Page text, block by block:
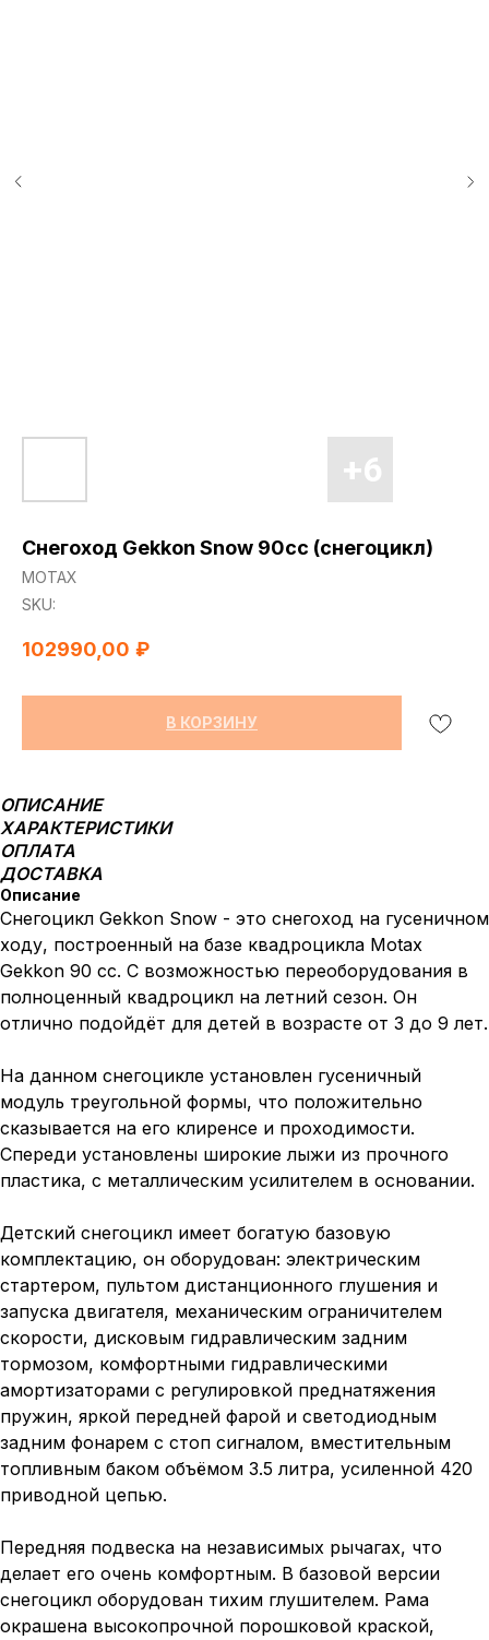
Снегоход Gekkon Snow 90cc (снегоцикл)
МОТАХ
SKU:
102990,00 ₽
В КОРЗИНУ
ОПИСАНИЕ
ХАРАКТЕРИСТИКИ
ОПЛАТА
ДОСТАВКА
Описание
Cнегоцикл Gekkon Snow - это снегоход на гусеничном
ходу, построенный на базе квадроцикла Motax
Gekkon 90 cc. С возможностью переоборудования в
полноценный квадроцикл на летний сезон. Он
отлично подойдёт для детей в возрасте от 3 до 9 лет.
На данном снегоцикле установлен гусеничный
модуль треугольной формы, что положительно
сказывается на его клиренсе и проходимости.
Спереди установлены широкие лыжи из прочного
пластика, с металлическим усилителем в основании.
Детский снегоцикл имеет богатую базовую
комплектацию, он оборудован: электрическим
стартером, пультом дистанционного глушения и
запуска двигателя, механическим ограничителем
скорости, дисковым гидравлическим задним
тормозом, комфортными гидравлическими
амортизаторами с регулировкой преднатяжения
пружин, яркой передней фарой и светодиодным
задним фонарем с стоп сигналом, вместительным
топливным баком объёмом 3.5 литра, усиленной 420
приводной цепью.
Передняя подвеска на независимых рычагах, что
делает его очень комфортным. В базовой версии
снегоцикл оборудован тихим глушителем. Рама
окрашена высокопрочной порошковой краской,